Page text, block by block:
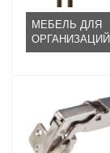
МЕБЕЛЬ ДЛЯ
ОРГАНИЗАЦИЙ